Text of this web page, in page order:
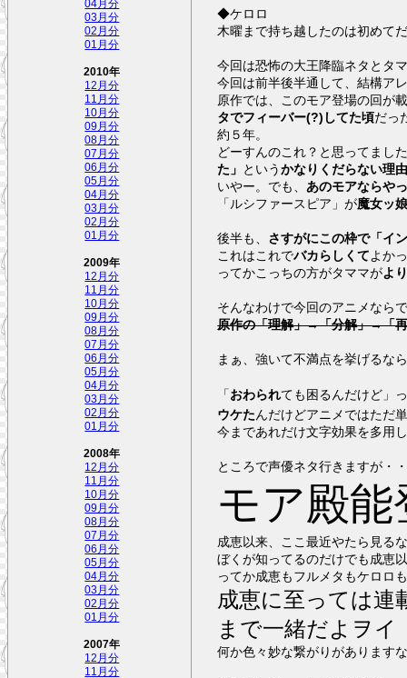
04月分
03月分
02月分
01月分
2010年
12月分
11月分
10月分
09月分
08月分
07月分
06月分
05月分
04月分
03月分
02月分
01月分
2009年
12月分
11月分
10月分
09月分
08月分
07月分
06月分
05月分
04月分
03月分
02月分
01月分
2008年
12月分
11月分
10月分
09月分
08月分
07月分
06月分
05月分
04月分
03月分
02月分
01月分
2007年
12月分
11月分
◆ケロロ
木曜まで持ち越したのは初めて
今回は恐怖の大王降臨ネタとタ
今回は前半後半通して、結構ア
原作では、このモア登場の回が
タでフィーバー(?)してた頃だっ
約５年。
どーすんのこれ？と思ってまし
た」 というかなりくだらない理
いやー。でも、あのモアならや
「ルシファースピア」が魔女ッ
後半も、 さすがにこの枠で「イ
これはこれでバカらしくてよか
ってかこっちの方がタママがよ
そんなわけで今回のアニメなら
原作の「理解」→「分解」→「
まぁ、強いて不満点を挙げるな
「おわられても困るんだけど」
ウケたんだけどアニメではただ
今まであれだけ文字効果を多用
ところで声優ネタ行きますが・
モア殿
成恵以来、ここ最近やたら見る
ぼくが知ってるのだけでも成恵
ってか成恵もフルメタもケロロ
成恵に至っては連
まで一緒だよヲイ
何か色々妙な繋がりがあります